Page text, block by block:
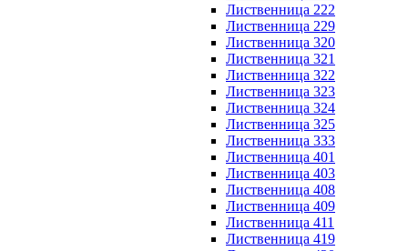
Лиственница 222
Лиственница 229
Лиственница 320
Лиственница 321
Лиственница 322
Лиственница 323
Лиственница 324
Лиственница 325
Лиственница 333
Лиственница 401
Лиственница 403
Лиственница 408
Лиственница 409
Лиственница 411
Лиственница 419